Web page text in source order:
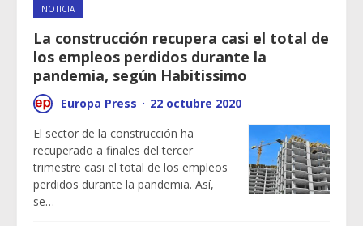
NOTICIA
La construcción recupera casi el total de
los empleos perdidos durante la
pandemia, según Habitissimo
Europa Press · 22 octubre 2020
El sector de la construcción ha
recuperado a finales del tercer
trimestre casi el total de los empleos
perdidos durante la pandemia. Así,
se…